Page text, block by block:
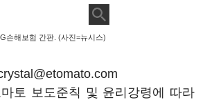
손해보험 간판. (사진=뉴시스)
토 보도준칙 및 윤리강령에 따라